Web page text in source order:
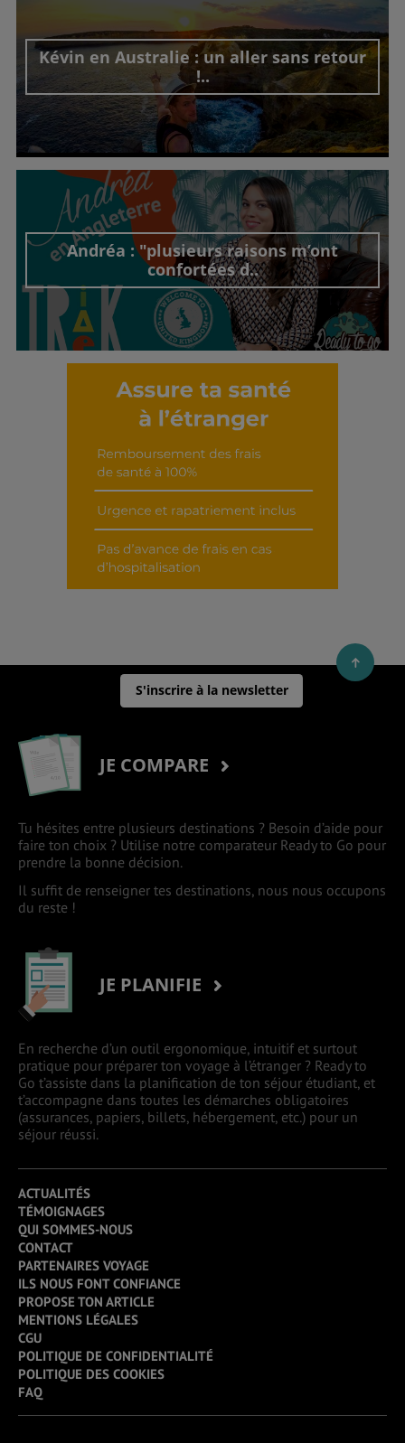
Kévin en Australie : un aller sans retour
!..
Découvrir cet interview
Andréa : "plusieurs raisons m’ont
confortées d..
Découvrir cet interview
S'inscrire à la newsletter
JE COMPARE
Tu hésites entre plusieurs destinations ? Besoin d’aide pour
faire ton choix ? Utilise notre comparateur Ready to Go pour
prendre la bonne décision.
Il suffit de renseigner tes destinations, nous nous occupons
du reste !
JE PLANIFIE
En recherche d’un outil ergonomique, intuitif et surtout
pratique pour préparer ton voyage à l’étranger ? Ready to
Go t’assiste dans la planification de ton séjour étudiant, et
t’accompagne dans toutes les démarches obligatoires
(assurances, papiers, billets, hébergement, etc.) pour un
séjour réussi.
ACTUALITÉS
TÉMOIGNAGES
QUI SOMMES-NOUS
CONTACT
PARTENAIRES VOYAGE
ILS NOUS FONT CONFIANCE
PROPOSE TON ARTICLE
MENTIONS LÉGALES
CGU
POLITIQUE DE CONFIDENTIALITÉ
POLITIQUE DES COOKIES
FAQ